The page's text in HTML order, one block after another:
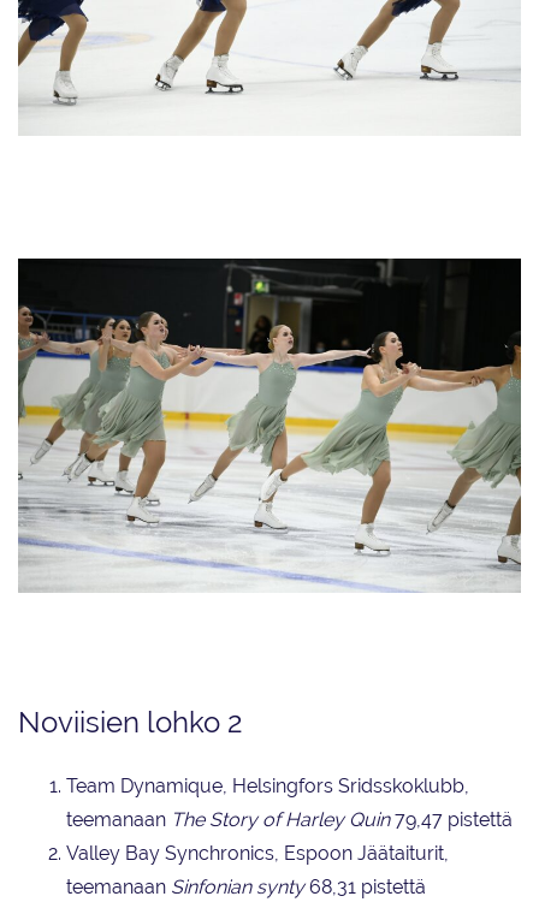
Noviisien lohko 2
Team Dynamique, Helsingfors Sridsskoklubb,
teemanaan The Story of Harley Quin79,47 pistettä
Valley Bay Synchronics, Espoon Jäätaiturit,
teemanaan Sinfonian synty68,31 pistettä